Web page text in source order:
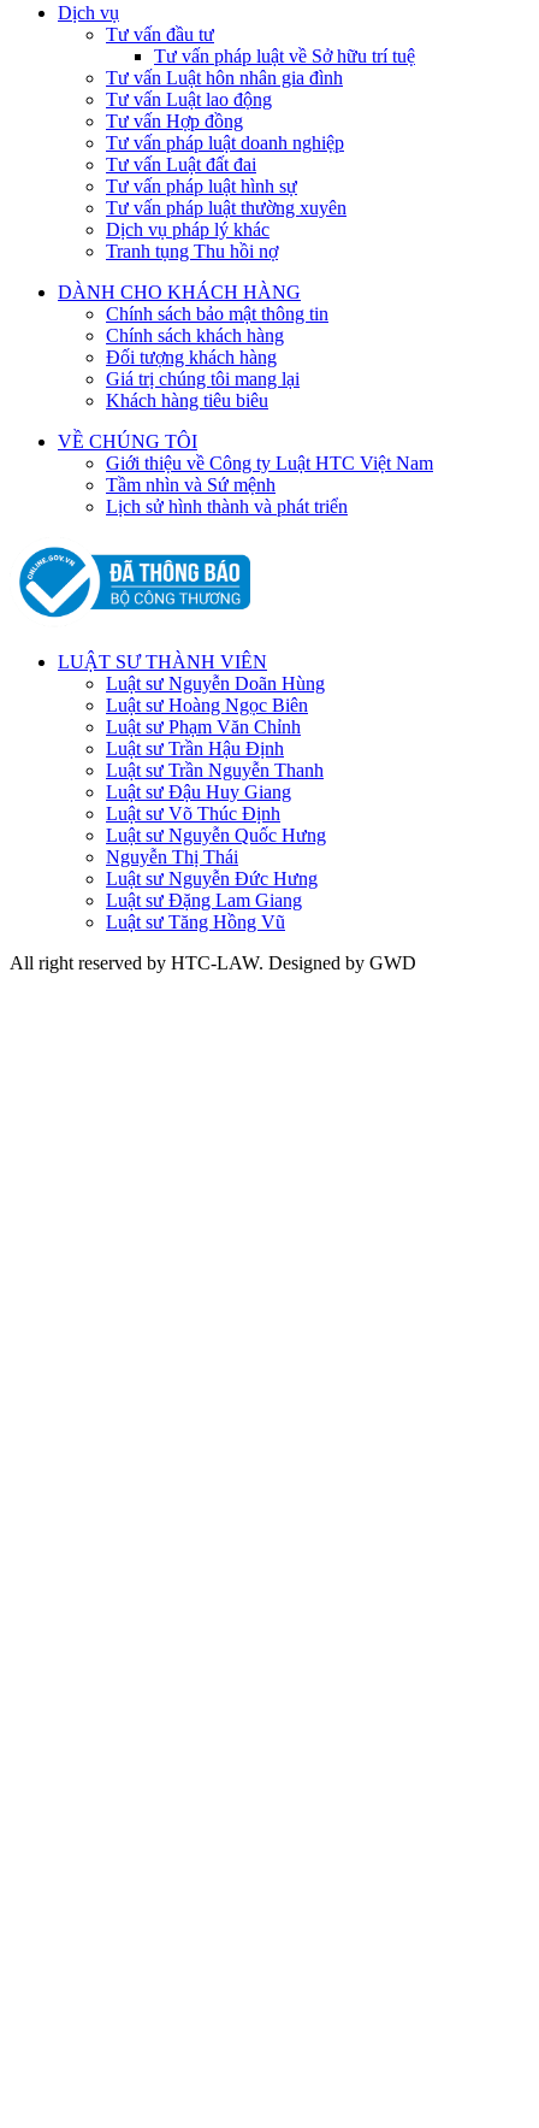
Dịch vụ
Tư vấn đầu tư
Tư vấn pháp luật về Sở hữu trí tuệ
Tư vấn Luật hôn nhân gia đình
Tư vấn Luật lao động
Tư vấn Hợp đồng
Tư vấn pháp luật doanh nghiệp
Tư vấn Luật đất đai
Tư vấn pháp luật hình sự
Tư vấn pháp luật thường xuyên
Dịch vụ pháp lý khác
Tranh tụng Thu hồi nợ
DÀNH CHO KHÁCH HÀNG
Chính sách bảo mật thông tin
Chính sách khách hàng
Đối tượng khách hàng
Giá trị chúng tôi mang lại
Khách hàng tiêu biêu
VỀ CHÚNG TÔI
Giới thiệu về Công ty Luật HTC Việt Nam
Tầm nhìn và Sứ mệnh
Lịch sử hình thành và phát triển
LUẬT SƯ THÀNH VIÊN
Luật sư Nguyễn Doãn Hùng
Luật sư Hoàng Ngọc Biên
Luật sư Phạm Văn Chỉnh
Luật sư Trần Hậu Định
Luật sư Trần Nguyễn Thanh
Luật sư Đậu Huy Giang
Luật sư Võ Thúc Định
Luật sư Nguyễn Quốc Hưng
Nguyễn Thị Thái
Luật sư Nguyễn Đức Hưng
Luật sư Đặng Lam Giang
Luật sư Tăng Hồng Vũ
All right reserved by HTC-LAW. Designed by GWD